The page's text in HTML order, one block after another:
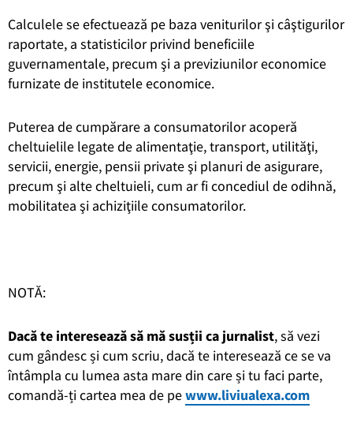
Calculele se efectuează pe baza veniturilor şi câştigurilor
raportate, a statisticilor privind beneficiile
guvernamentale, precum şi a previziunilor economice
furnizate de institutele economice.
Puterea de cumpărare a consumatorilor acoperă
cheltuielile legate de alimentaţie, transport, utilităţi,
servicii, energie, pensii private şi planuri de asigurare,
precum şi alte cheltuieli, cum ar fi concediul de odihnă,
mobilitatea şi achiziţiile consumatorilor.
NOTĂ:
Dacă te interesează să mă susții ca jurnalist, să vezi
cum gândesc și cum scriu, dacă te interesează ce se va
întâmpla cu lumea asta mare din care și tu faci parte,
comandă-ți cartea mea de pewww.liviualexa.com